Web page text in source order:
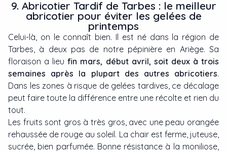
9. Abricotier Tardif de Tarbes : le meilleur
abricotier pour éviter les gelées de
printemps
Celui-là, on le connaît bien. Il est né dans la région de
Tarbes, à deux pas de notre pépinière en Ariège. Sa
floraison a lieu fin mars, début avril, soit deux à trois
semaines après la plupart des autres abricotiers.
Dans les zones à risque de gelées tardives, ce décalage
peut faire toute la différence entre une récolte et rien du
tout.
Les fruits sont gros à très gros, avec une peau orangée
rehaussée de rouge au soleil. La chair est ferme, juteuse,
sucrée, bien parfumée. Bonne résistance à la moniliose,